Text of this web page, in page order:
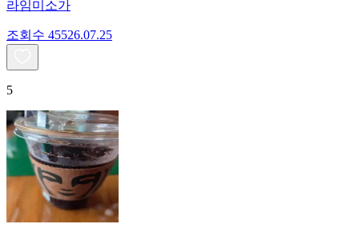
라임미소가
조회수 45526.07.25
5